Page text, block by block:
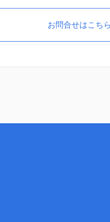
お問合せはこち